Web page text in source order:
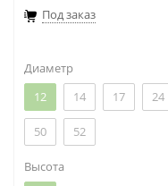
Под заказ
Диаметр
12
14 17 24
50 52
Высота